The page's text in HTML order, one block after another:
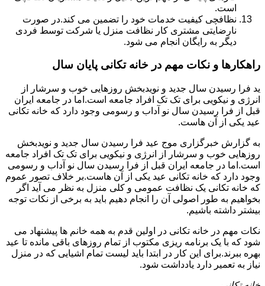
است.
نظافچی کیفیت خدمات خود را تضمین می کند.در صورت
نارضایتی مشتری کار نظافت منزل یا شرکت توسط فردی
دیگر به رایگان انجام می شود.
راهکارها و نکات مهم در خانه تکانی پایان سال
ید فرا رسیدن سال جدید و نویدبخش روزهایی خوب و سرشار از
انرژی و نیکویی برای تک تک افراد جامعه است.اما در جامعه ایران
قبل از فرا رسیدن سال نو آداب و رسومی وجود دارد که خانه تکانی
عید یکی از آن هاست.
به گزارش خبرگزاری موج عید فرا رسیدن سال جدید و نویدبخش
روزهایی خوب و سرشار از انرژی و نیکویی برای تک تک افراد جامعه
است.اما در جامعه ایران قبل از فرا رسیدن سال نو آداب و رسومی
وجود دارد که خانه تکانی عید یکی از آن هاست.بر خلاف تصور عموم
که خانه تکانی یک نظافت عمومی و کلی منزل به نظر می آید اگر
بخواهیم به طور اصولی آن را انجام دهیم باید به برخی از نکات توجه
بیشتر داشته باشیم.
نکات مهم در خانه تکانی در اولین قدم به همه خانم ها پیشنهاد می
شود که با یک برنامه ریزی مکتوب از تمام روزهای باقی مانده تا عید
بهره ببرند.برای این کار در ابتدا باید لیست تمام اشیایی که در منزل
نیاز به تعمیر دارد یادداشت شود.